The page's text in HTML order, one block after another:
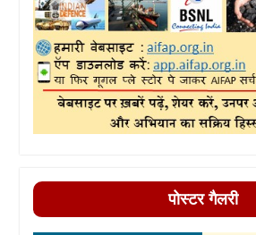
पोस्टर गैलरी